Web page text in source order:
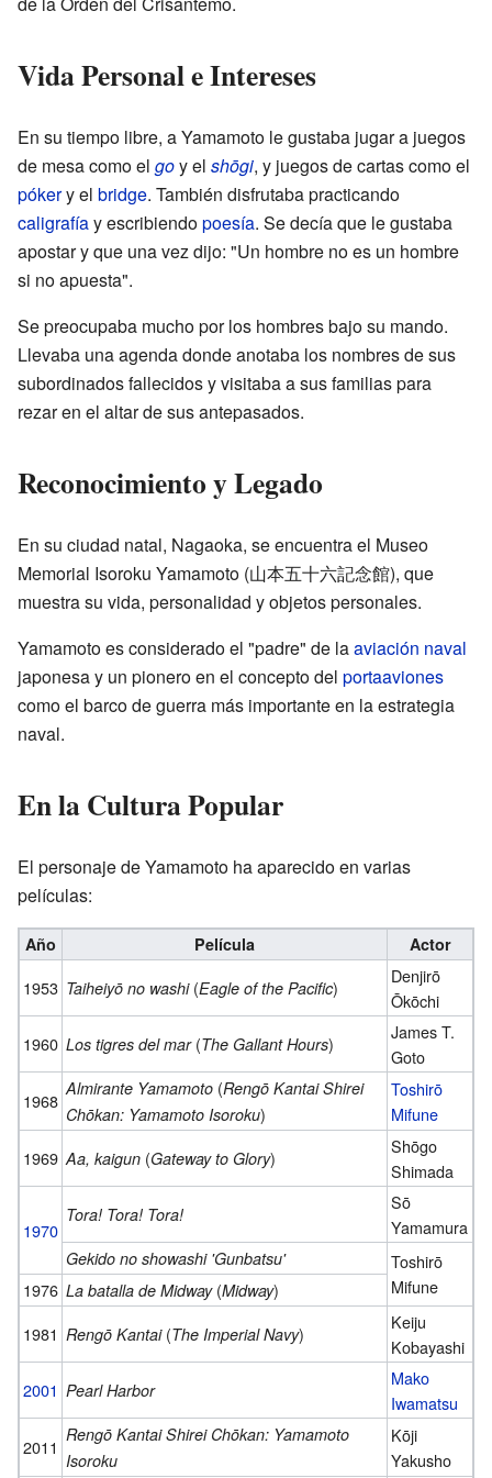
Vida Personal e Intereses
En su tiempo libre, a Yamamoto le gustaba jugar a juegos
de mesa como el goy el shōgi, y juegos de cartas como el
pókery el bridge. También disfrutaba practicando
caligrafíay escribiendopoesía. Se decía que le gustaba
apostar y que una vez dijo: "Un hombre no es un hombre
si no apuesta".
Se preocupaba mucho por los hombres bajo su mando.
Llevaba una agenda donde anotaba los nombres de sus
subordinados fallecidos y visitaba a sus familias para
rezar en el altar de sus antepasados.
Reconocimiento y Legado
En su ciudad natal, Nagaoka, se encuentra el Museo
Memorial Isoroku Yamamoto (山本五十六記念館), que
muestra su vida, personalidad y objetos personales.
Yamamoto es considerado el "padre" de laaviación naval
japonesa y un pionero en el concepto del portaaviones
como el barco de guerra más importante en la estrategia
naval.
En la Cultura Popular
El personaje de Yamamoto ha aparecido en varias
películas:
Año Película Actor
1953 Taiheiyō no washi(Eagle of the Pacific)
Denjirō
Ōkōchi
1960 Los tigres del mar(The Gallant Hours)
James T.
Goto
1968
Almirante Yamamoto(Rengō Kantai Shirei
Chōkan: Yamamoto Isoroku)
Toshirō
Mifune
1969 Aa, kaigun(Gateway to Glory)
Shōgo
Shimada
1970
Tora! Tora! Tora!
Sō
Yamamura
Gekido no showashi 'Gunbatsu'
Toshirō
Mifune
1976 La batalla de Midway(Midway)
1981 Rengō Kantai(The Imperial Navy)
Keiju
Kobayashi
2001 Pearl Harbor
Mako
Iwamatsu
2011
Rengō Kantai Shirei Chōkan: Yamamoto
Isoroku
Kōji
Yakusho